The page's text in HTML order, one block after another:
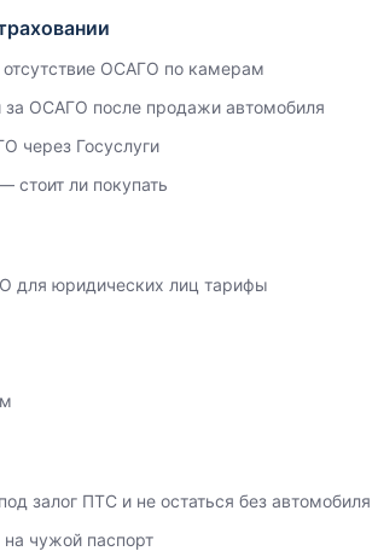
отсутствие ОСАГО по камерам
за ОСАГО после продажи автомобиля
через Госуслуги
стоит ли покупать
для юридических лиц тарифы
залог ПТС и не остаться без автомобиля
чужой паспорт